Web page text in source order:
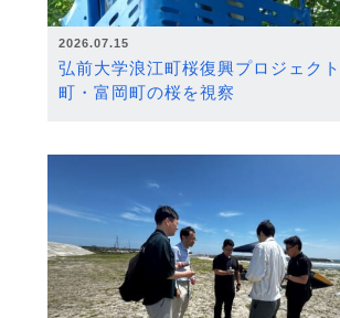
2026.07.15
弘前大学浪江町桜復興プロジェク
町・富岡町の桜を視察